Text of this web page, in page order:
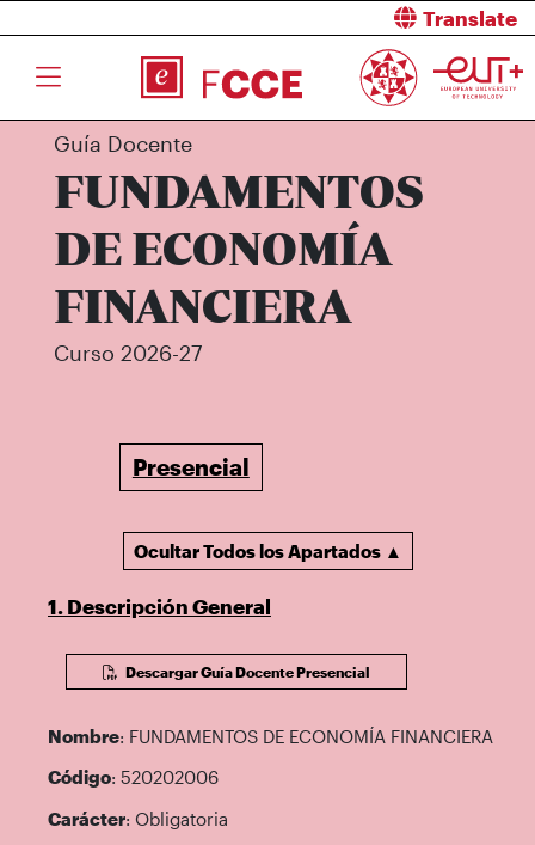
Translate
Guía Docente
FUNDAMENTOS
DE ECONOMÍA
FINANCIERA
Curso 2026-27
Presencial
Ocultar Todos los Apartados ▲
1. Descripción General
Descargar Guía Docente Presencial
Nombre: FUNDAMENTOS DE ECONOMÍA FINANCIERA
Código: 520202006
Carácter: Obligatoria